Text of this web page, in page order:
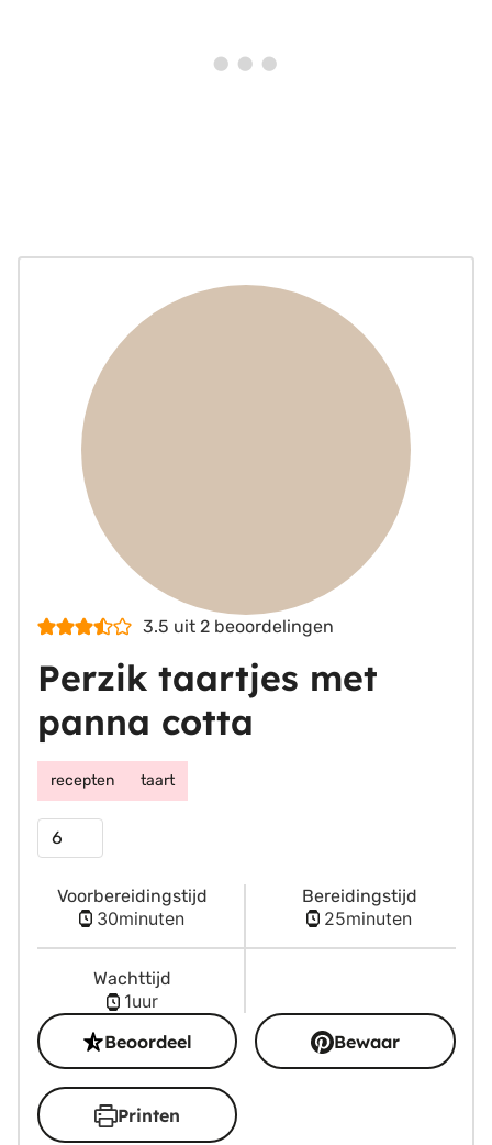
3.5 uit 2beoordelingen
Perzik taartjes met
panna cotta
recepten taart
Porties
Voorbereidingstijd
30minuten
minuten
Bereidingstijd
25minuten
minuten
Wachttijd
1uur
uur
Beoordeel
Bewaar
Printen